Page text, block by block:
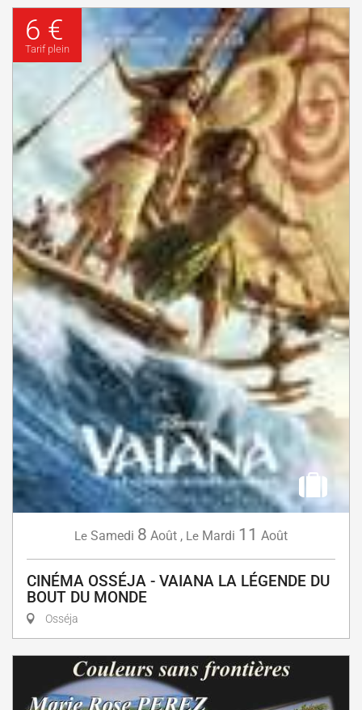
6 €
Tarif plein
Le Samedi 8 Août , Le Mardi 11 Août
CINÉMA OSSÉJA - VAIANA LA LÉGENDE DU
BOUT DU MONDE
Osséja